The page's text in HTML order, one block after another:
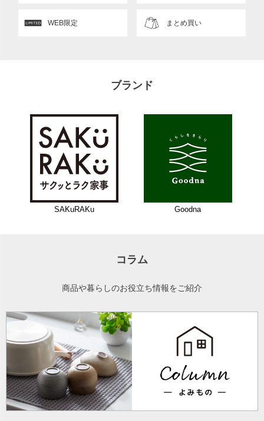
WEB限定 まとめ買い
ブランド
SAKuRAKu Goodna
コラム
商品や暮らしのお役立ち情報をご紹介